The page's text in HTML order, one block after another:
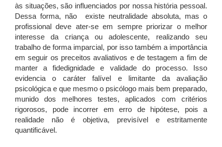
às situações, são influenciados por nossa história pessoal.
Dessa forma, não existe neutralidade absoluta, mas o
profissional deve ater-se em sempre priorizar o melhor
interesse da criança ou adolescente, realizando seu
trabalho de forma imparcial, por isso também a importância
em seguir os preceitos avaliativos e de testagem a fim de
manter a fidedignidade e validade do processo. Isso
evidencia o caráter falível e limitante da avaliação
psicológica e que mesmo o psicólogo mais bem preparado,
munido dos melhores testes, aplicados com critérios
rigorosos, pode incorrer em erro de hipótese, pois a
realidade não é objetiva, previsível e estritamente
quantificável.